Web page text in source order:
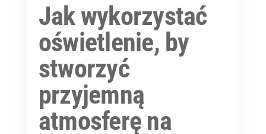
Jak wykorzystać
oświetlenie, by
stworzyć
przyjemną
atmosferę na